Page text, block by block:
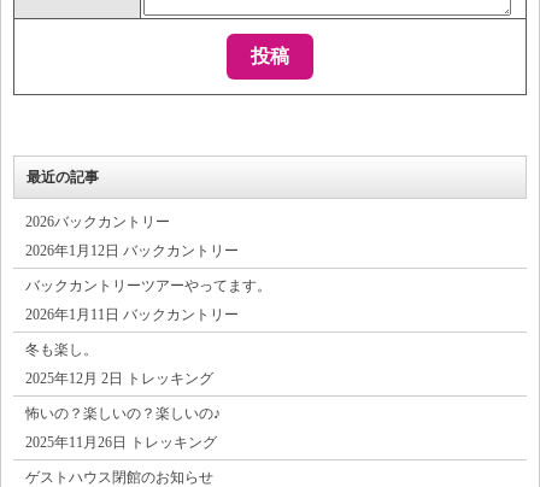
最近の記事
2026バックカントリー
2026年1月12日 バックカントリー
バックカントリーツアーやってます。
2026年1月11日 バックカントリー
冬も楽し。
2025年12月 2日 トレッキング
怖いの？楽しいの？楽しいの♪
2025年11月26日 トレッキング
ゲストハウス閉館のお知らせ